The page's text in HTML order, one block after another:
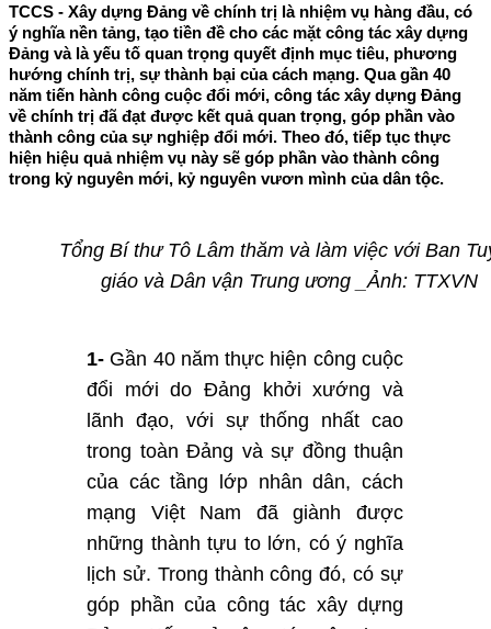
TCCS - Xây dựng Đảng về chính trị là nhiệm vụ hàng đầu, có
ý nghĩa nền tảng, tạo tiền đề cho các mặt công tác xây dựng
Đảng và là yếu tố quan trọng quyết định mục tiêu, phương
hướng chính trị, sự thành bại của cách mạng. Qua gần 40
năm tiến hành công cuộc đổi mới, công tác xây dựng Đảng
về chính trị đã đạt được kết quả quan trọng, góp phần vào
thành công của sự nghiệp đổi mới. Theo đó, tiếp tục thực
hiện hiệu quả nhiệm vụ này sẽ góp phần vào thành công
trong kỷ nguyên mới, kỷ nguyên vươn mình của dân tộc.
Tổng Bí thư Tô Lâm thăm và làm việc với Ban
giáo và Dân vận Trung ương
_Ảnh: TTXVN
1- Gần 40 năm thực hiện công cuộc
đổi mới do Đảng khởi xướng và
lãnh đạo, với sự thống nhất cao
trong toàn Đảng và sự đồng thuận
của các tầng lớp nhân dân, cách
mạng Việt Nam đã giành được
những thành tựu to lớn, có ý nghĩa
lịch sử. Trong thành công đó, có sự
góp phần của công tác xây dựng